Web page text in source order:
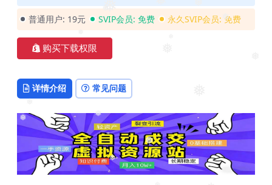
❅
❅
❅
❅
❅
❅
❅
❅
❅
❅
❅
普通用户: 19元 SVIP会员: 免费 永久SVIP会员: 免费
购买下载权限
详情介绍 常见问题